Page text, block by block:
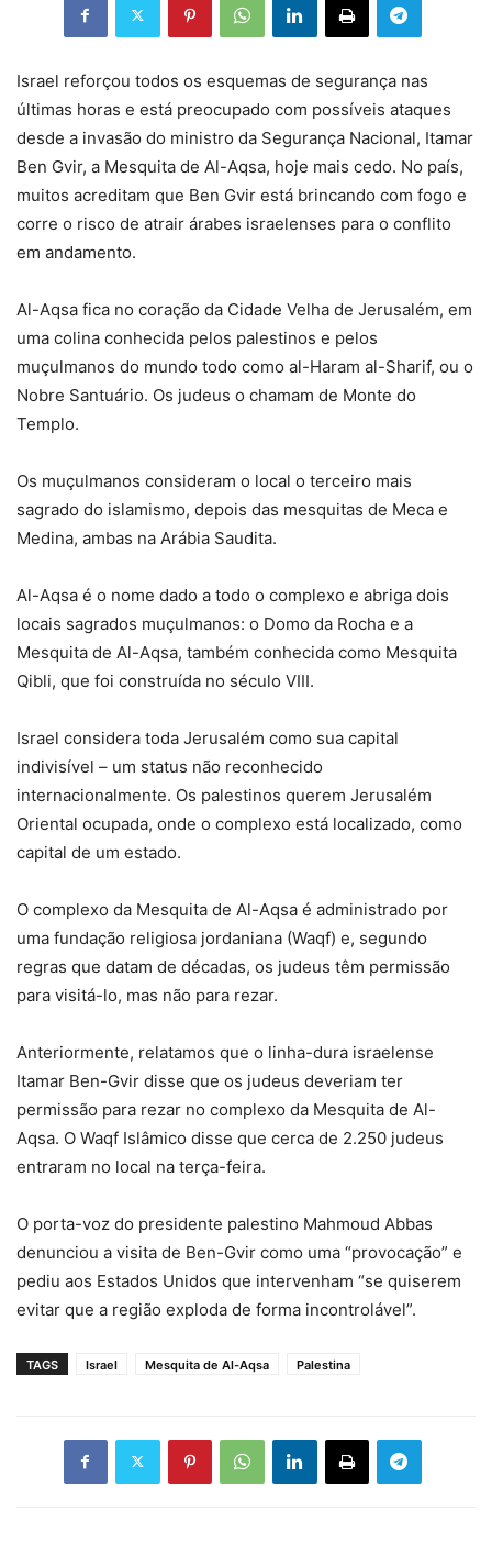
Israel reforçou todos os esquemas de segurança nas
últimas horas e está preocupado com possíveis ataques
desde a invasão do ministro da Segurança Nacional, Itamar
Ben Gvir, a Mesquita de Al-Aqsa, hoje mais cedo. No país,
muitos acreditam que Ben Gvir está brincando com fogo e
corre o risco de atrair árabes israelenses para o conflito
em andamento.
Al-Aqsa fica no coração da Cidade Velha de Jerusalém, em
uma colina conhecida pelos palestinos e pelos
muçulmanos do mundo todo como al-Haram al-Sharif, ou o
Nobre Santuário. Os judeus o chamam de Monte do
Templo.
Os muçulmanos consideram o local o terceiro mais
sagrado do islamismo, depois das mesquitas de Meca e
Medina, ambas na Arábia Saudita.
Al-Aqsa é o nome dado a todo o complexo e abriga dois
locais sagrados muçulmanos: o Domo da Rocha e a
Mesquita de Al-Aqsa, também conhecida como Mesquita
Qibli, que foi construída no século VIII.
Israel considera toda Jerusalém como sua capital
indivisível – um status não reconhecido
internacionalmente. Os palestinos querem Jerusalém
Oriental ocupada, onde o complexo está localizado, como
capital de um estado.
O complexo da Mesquita de Al-Aqsa é administrado por
uma fundação religiosa jordaniana (Waqf) e, segundo
regras que datam de décadas, os judeus têm permissão
para visitá-lo, mas não para rezar.
Anteriormente, relatamos que o linha-dura israelense
Itamar Ben-Gvir disse que os judeus deveriam ter
permissão para rezar no complexo da Mesquita de Al-
Aqsa. O Waqf Islâmico disse que cerca de 2.250 judeus
entraram no local na terça-feira.
O porta-voz do presidente palestino Mahmoud Abbas
denunciou a visita de Ben-Gvir como uma “provocação” e
pediu aos Estados Unidos que intervenham “se quiserem
evitar que a região exploda de forma incontrolável”.
TAGS Israel Mesquita de Al-Aqsa Palestina